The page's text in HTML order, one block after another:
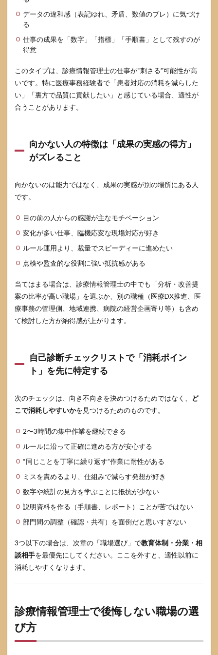
と感
じた
のト
ラブ
ュー
ティ
ング
6.1
つら
に切
り分
ける
手が
6.2
業務
多す
ぎる
場合
処
6.3
入力
だけ
ない
場合
の対
6.4
孤立
して
でき
場合
の対
処
6.5
適性
わな
い場
合の
7
ある
医療
事務
と何
が違
う？
データの違和感（表記ゆれ、矛盾、数値のブレ）に気づけ
る
仕事の成果を「数字」「指標」「手順書」として残すのが
得意
このタイプは、診療情報管理士の仕事が“刺さる”可能性が高
いです。特に医療事務経験者で「患者対応の消耗を減らした
い」「裏方で品質に貢献したい」と感じている場合、適性が
合うことがあります。
向かない人の特徴は「成果の実感の得方」
がズレること
向かないのは能力ではなく、成果の実感が別の場所にある人
です。
目の前の人からの感謝が主なモチベーション
変化が多い仕事、臨機応変な現場対応が好き
ルール運用より、裁量でスピーディーに進めたい
点検や監査的な役割に強い抵抗感がある
当てはまる場合は、診療情報管理士の中でも「分析・改善提
案の比率が高い職場」を選ぶか、別の職種（医療DX推進、医
療事務の管理側、地域連携、病院の経営企画寄り等）も含め
て検討した方が納得感が上がります。
自己診断チェックリストで「消耗ポイン
ト」を先に特定する
次のチェックは、向き不向きを決めつけるためではなく、
ど
こで消耗しやすいかを見つけるためのものです。
2〜3時間の集中作業を継続できる
ルールに沿って正確に進める方が安心する
“同じことを丁寧に繰り返す”作業に耐性がある
ミスを責めるより、仕組みで減らす発想が好き
数字や統計の見方を学ぶことに抵抗が少ない
説明資料を作る（手順書、レポート）ことが苦ではない
部門間の調整（確認・共有）を面倒だと思いすぎない
3つ以下の場合は、次章の「職場選び」で教育体制・分業・相
談相手を最優先にしてください。ここを外すと、適性以前に
消耗しやすくなります。
診療情報管理士で後悔しない職場の選
び方